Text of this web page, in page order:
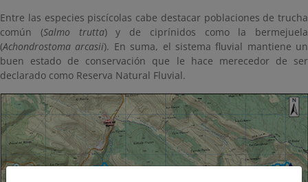
Entre las especies piscícolas cabe destacar poblaciones de trucha
común (Salmo trutta) y de ciprínidos como la bermejuela
(Achondrostoma arcasii). En suma, el sistema fluvial mantiene un
buen estado de conservación que le hace merecedor de ser
declarado como Reserva Natural Fluvial.